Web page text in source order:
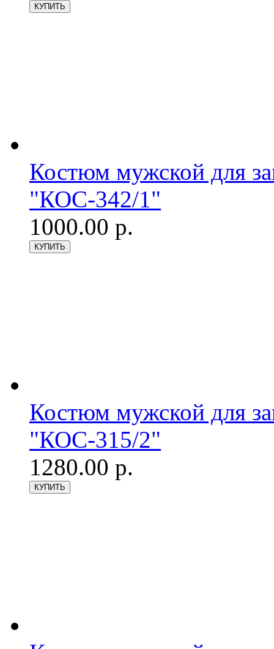
Костюм мужской для
"КОС-342/1"
1000.00 р.
Костюм мужской для
"КОС-315/2"
1280.00 р.